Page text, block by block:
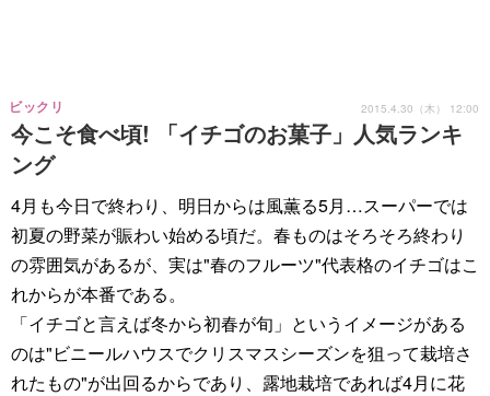
今こそ食べ頃! 「イチゴのお菓子」人気ランキ
ング
ビックリ 2015.4.30（木） 12:00
4月も今日で終わり、明日からは風薫る5月…スーパーでは
初夏の野菜が賑わい始める頃だ。春ものはそろそろ終わり
の雰囲気があるが、実は"春のフルーツ"代表格のイチゴはこ
れからが本番である。
「イチゴと言えば冬から初春が旬」というイメージがある
のは"ビニールハウスでクリスマスシーズンを狙って栽培さ
れたもの"が出回るからであり、露地栽培であれば4月に花